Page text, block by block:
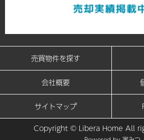
売買物件を探す
会社概要
サイトマップ
Copyright © Libera Home All